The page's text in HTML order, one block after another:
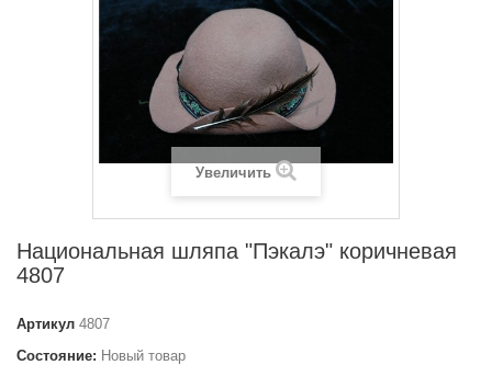
Увеличить
Национальная шляпа "Пэкалэ" коричневая
4807
Артикул 4807
Состояние: Новый товар